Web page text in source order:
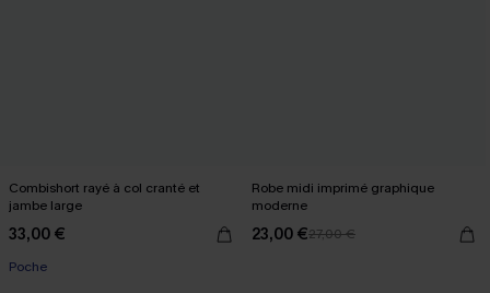
Combishort rayé à col cranté et
jambe large
33,00 €
Poche
Robe midi imprimé graphique
moderne
23,00 €27,00 €